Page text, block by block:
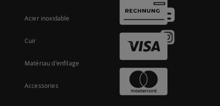
Acier inoxidable
Cuir
Matériau d'enfilage
Accessories